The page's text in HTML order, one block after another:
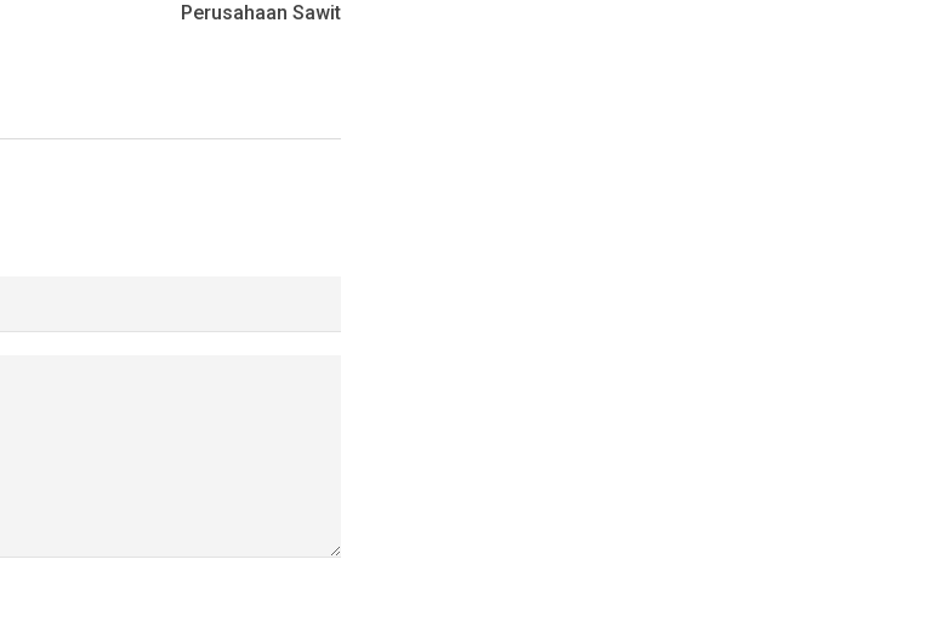
Perusahaan Sawit